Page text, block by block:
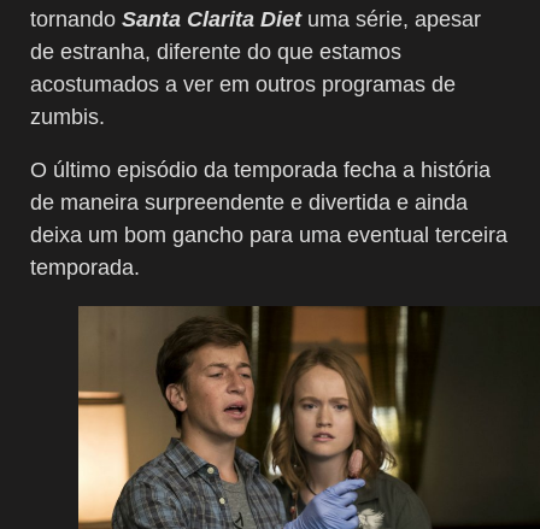
tornando Santa Clarita Diet uma série, apesar
de estranha, diferente do que estamos
acostumados a ver em outros programas de
zumbis.
O último episódio da temporada fecha a história
de maneira surpreendente e divertida e ainda
deixa um bom gancho para uma eventual terceira
temporada.